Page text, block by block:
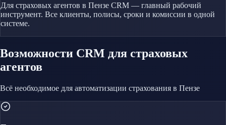
Для страховых агентов в Пензе CRM — главный рабочий
инструмент. Все клиенты, полисы, сроки и комиссии в одной
системе.
Возможности CRM для страховых
агентов
Всё необходимое для автоматизации страхования в Пензе